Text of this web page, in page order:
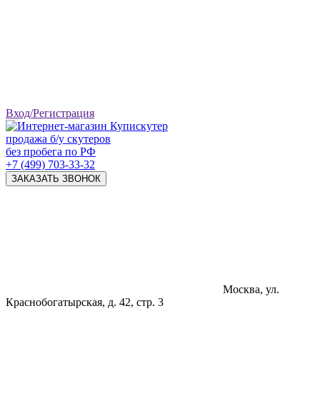
Вход/Регистрация
продажа б/у скутеров
без пробега по РФ
+7 (499) 703-33-32
ЗАКАЗАТЬ ЗВОНОК
Москва, ул.
Краснобогатырская, д. 42, стр. 3